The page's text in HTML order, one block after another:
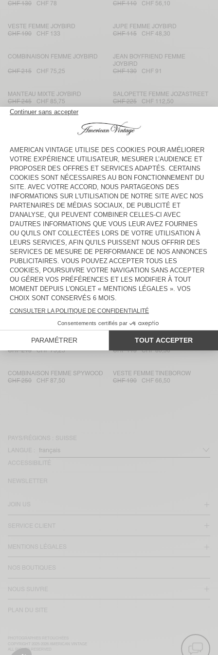
CHF 130
CHF 78
CHF 110
CHF 56,10
VESTE FEMME JOYBIRD
CHF 190
CHF 133
JUPE FEMME JOYBIRD
CHF 115
CHF 48,30
COMBINAISON FEMME JOYBIRD
CHF 215 CHF 75,25
JEAN BOYFRIEND FEMME
JOYBIRD
CHF 130
CHF 91
MANTEAU MIXTE JOYBIRD
CHF 245
CHF 85,75
SALOPETTE FEMME JOZASTREET
CHF 225
CHF 112,50
VESTE FEMME JOZASTREET
COMBINAISON FEMME
JOZASTREET
CHEMISE FEMME JOZASTREET
CHF 190
CHF 114
JUPE FEMME JOZASTREET
CHF 130
CHF 78
JEAN DROIT FEMME JOZASTREET
CHF 150
CHF 105
JEAN FITTÉ FEMME YOPDAY
CHF 115
CHF 80,50
CHAPEAU MIXTE YOPDAY
CHF 65
CHF 22,75
JUPE FEMME YOPDAY
CHF 115
CHF 41,40
ROBE FEMME YOPDAY
CHF 150
CHF 90
JUPE FEMME JAZY
CHF 115
CHF 80,50
JEAN FLARE FEMME YOPDAY
CHF 145
CHF 87
TOP FEMME PAYBOU
CHF 80
CHF 56
JEAN FITTÉ FEMME JOYBIRD
CHF 52,65
JUPE FEMME JOYBIRD
CHF 130
CHF 78
COMBINAISON FEMME JOYBIRD
CHF 215
CHF 75,25
JUPE FEMME JOYBIRD
CHF 115
CHF 80,50
COMBINAISON FEMME SPYWOOD
CHF 250
CHF 87,50
VESTE FEMME TINEBOROW
CHF 190
CHF 66,50
PAYS/RÉGIONS : SUISSE
LANGUE :
ACCESSIBILITÉ
JOIN US
SERVICE CLIENT
MENTIONS LÉGALES
NOS BOUTIQUES
NOUS SUIVRE
PLAN DU SITE
NEWSLETTER
COPYRIGHT 2025-2026 AMERICAN VINTAGE
ALL RIGHTS RESERVED